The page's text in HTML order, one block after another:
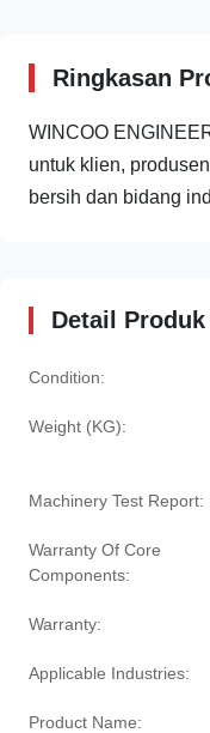
Ringkasan
WINCOO
untuk klien,
bersih dan bidang
Detail Produk
Condition:
Weight (KG):
Machinery Test Report:
Warranty Of Core
Components:
Warranty:
Applicable Industries:
Product Name: